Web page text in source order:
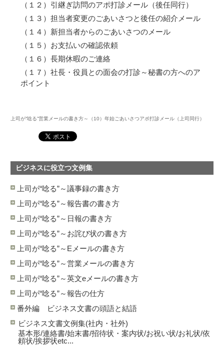
（１２）引継ぎ訪問のアポ打診メール（後任同行）
（１３）担当者変更のごあいさつと後任の紹介メール
（１４）新担当者からのごあいさつのメール
（１５）お支払いの確認依頼
（１６）長期休暇のご連絡
（１７）社長・役員との面会の打診～秘書の方へのア
ポイント
上司が“唸る”営業メールの書き方～（10）年始ごあいさつアポ打診メール（上司同行）
ビジネスに役立つ文例集
上司が“唸る”～議事録の書き方
上司が“唸る”～報告書の書き方
上司が“唸る”～日報の書き方
上司が“唸る”～お詫び状の書き方
上司が“唸る”～Eメールの書き方
上司が“唸る”～営業メールの書き方
上司が“唸る”～英文eメールの書き方
上司が“唸る”～報告の仕方
番外編 ビジネス文書の頭語と結語
ビジネス文書文例集(社内・社外)
基本形/連絡書/始末書/招待状・案内状/お祝い状/お礼状/依
頼状/挨拶状etc...